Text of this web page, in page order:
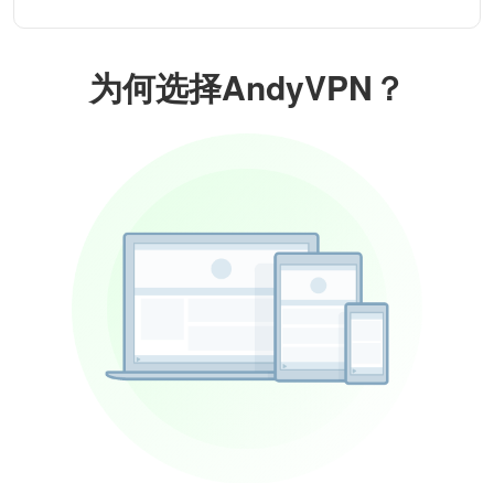
为何选择AndyVPN？